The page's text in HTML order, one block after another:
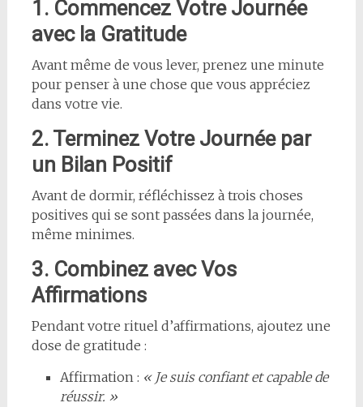
1. Commencez Votre Journée
avec la Gratitude
Avant même de vous lever, prenez une minute
pour penser à une chose que vous appréciez
dans votre vie.
2. Terminez Votre Journée par
un Bilan Positif
Avant de dormir, réfléchissez à trois choses
positives qui se sont passées dans la journée,
même minimes.
3. Combinez avec Vos
Affirmations
Pendant votre rituel d’affirmations, ajoutez une
dose de gratitude :
Affirmation : « Je suis confiant et capable de
réussir. »